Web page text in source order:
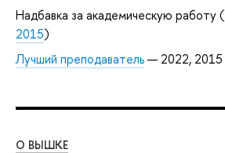
Надбавка за академическую работу (
2015)
Лучший преподаватель— 2022, 2015
О ВЫШКЕ